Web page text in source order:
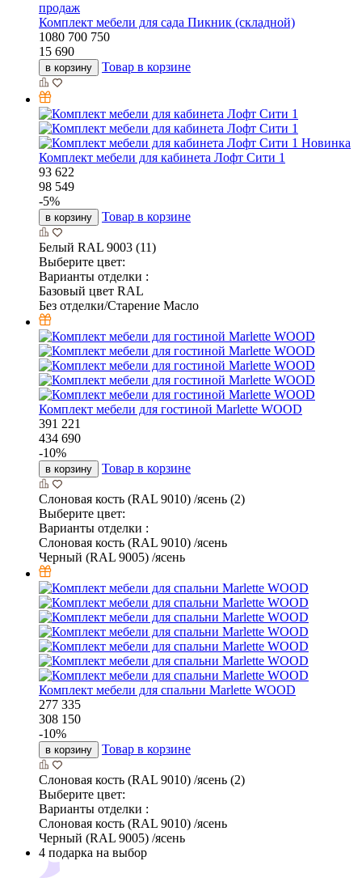
продаж
Комплект мебели для сада Пикник (складной)
1080 700 750
15 690
в корзину Товар в корзине
Новинка
Комплект мебели для кабинета Лофт Сити 1
93 622
98 549
-5%
в корзину Товар в корзине
Белый RAL 9003 (11)
Выберите цвет:
Варианты отделки :
Базовый цвет RAL
Без отделки/Старение Масло
Комплект мебели для гостиной Marlette WOOD
391 221
434 690
-10%
в корзину Товар в корзине
Слоновая кость (RAL 9010) /ясень (2)
Выберите цвет:
Варианты отделки :
Слоновая кость (RAL 9010) /ясень
Черный (RAL 9005) /ясень
Комплект мебели для спальни Marlette WOOD
277 335
308 150
-10%
в корзину Товар в корзине
Слоновая кость (RAL 9010) /ясень (2)
Выберите цвет:
Варианты отделки :
Слоновая кость (RAL 9010) /ясень
Черный (RAL 9005) /ясень
4 подарка на выбор